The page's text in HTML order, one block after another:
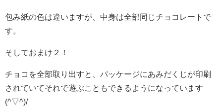
包み紙の色は違いますが、中身は全部同じチョコレートで
す。
そしておまけ２！
チョコを全部取り出すと、パッケージにあみだくじが印刷
されていてそれで遊ぶこともできるようになっています
(^▽^)/